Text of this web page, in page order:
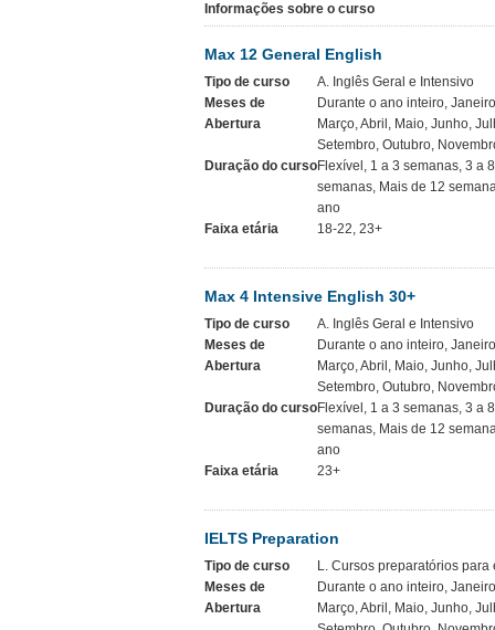
Informações sobre o curso
Max 12 General English
Tipo de curso
A. Inglês Geral e Intensivo
Meses de
Abertura
Durante o ano inteiro,
Março, Abril, Maio, Junho,
Setembro, Outubro,
Duração do cursoFlexível, 1 a 3 semanas, 3 a
semanas, Mais de 12
ano
Faixa etária
18-22, 23+
Max 4 Intensive English 30+
Tipo de curso
A. Inglês Geral e Intensivo
Meses de
Abertura
Durante o ano inteiro,
Março, Abril, Maio, Junho,
Setembro, Outubro,
Duração do cursoFlexível, 1 a 3 semanas, 3 a
semanas, Mais de 12
ano
Faixa etária
23+
IELTS Preparation
Tipo de curso
L. Cursos preparatórios para
Meses de
Abertura
Durante o ano inteiro,
Março, Abril, Maio, Junho,